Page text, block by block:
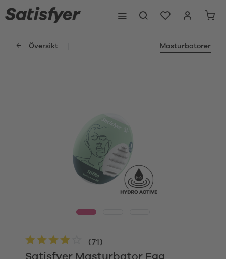
Översikt Masturbatorer
Satisfyer Masturbator Egg
(71 )